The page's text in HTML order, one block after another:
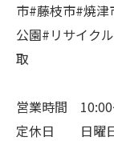
市#藤枝市#焼
公園#リサイク
取
営業時間 10:00
定休日 日曜